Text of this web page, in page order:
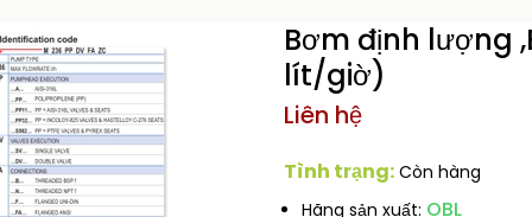
Bơm định lượng
lít/giờ)
Liên hệ
Tình trạng: Còn hàng
Hãng sản xuất: OBL